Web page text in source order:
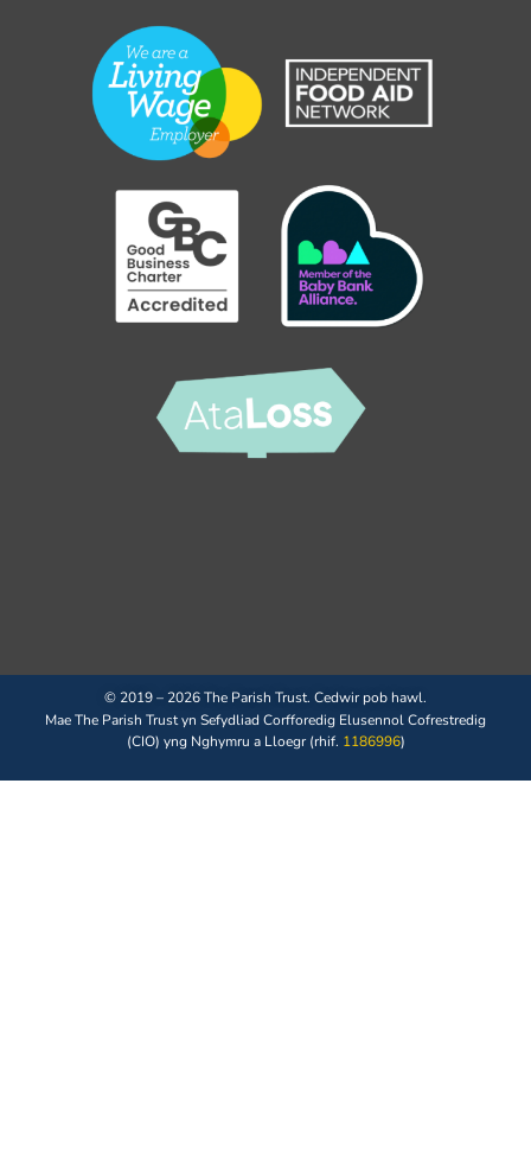
© 2019 – 2026 The Parish Trust. Cedwir pob hawl.
Mae The Parish Trust yn Sefydliad Corfforedig Elusennol Cofrestredig
(CIO) yng Nghymru a Lloegr (rhif. 1186996)